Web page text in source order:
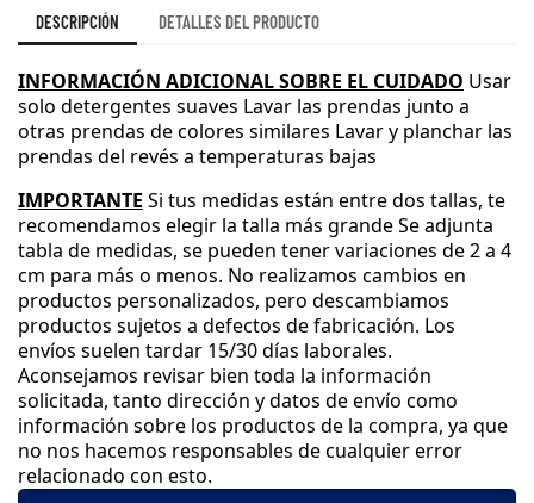
DESCRIPCIÓN DETALLES DEL PRODUCTO
INFORMACIÓN ADICIONAL SOBRE EL CUIDADO Usar
solo detergentes suaves Lavar las prendas junto a
otras prendas de colores similares Lavar y planchar las
prendas del revés a temperaturas bajas
IMPORTANTE Si tus medidas están entre dos tallas, te
recomendamos elegir la talla más grandeSe adjunta
tabla de medidas, se pueden tener variaciones de 2 a 4
cm para más o menos. No realizamos cambios en
productos personalizados, pero descambiamos
productos sujetos a defectos de fabricación. Los
envíos suelen tardar 15/30 días laborales.
Aconsejamos revisar bien toda la información
solicitada, tanto dirección y datos de envío como
información sobre los productos de la compra, ya que
no nos hacemos responsables de cualquier error
relacionado con esto.